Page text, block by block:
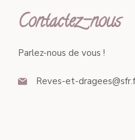
Contactez-nous
Parlez-nous de vous !
Reves-et-